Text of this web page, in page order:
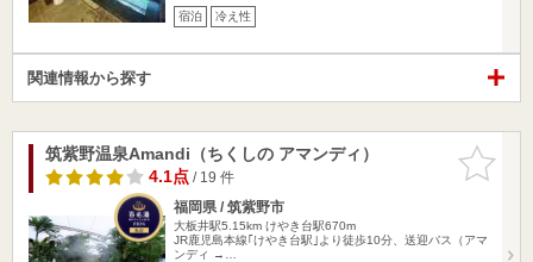
宿泊 冷え性
関連情報から探す
お気に入
りに追加
筑紫野温泉Amandi（ちくしの アマンディ）
4.1点/ 19 件
福岡県 / 筑紫野市
大板井駅5.15km けやき台駅670m
JR鹿児島本線｢けやき台駅｣より徒歩10分、送迎バス（アマ
ンディ →…